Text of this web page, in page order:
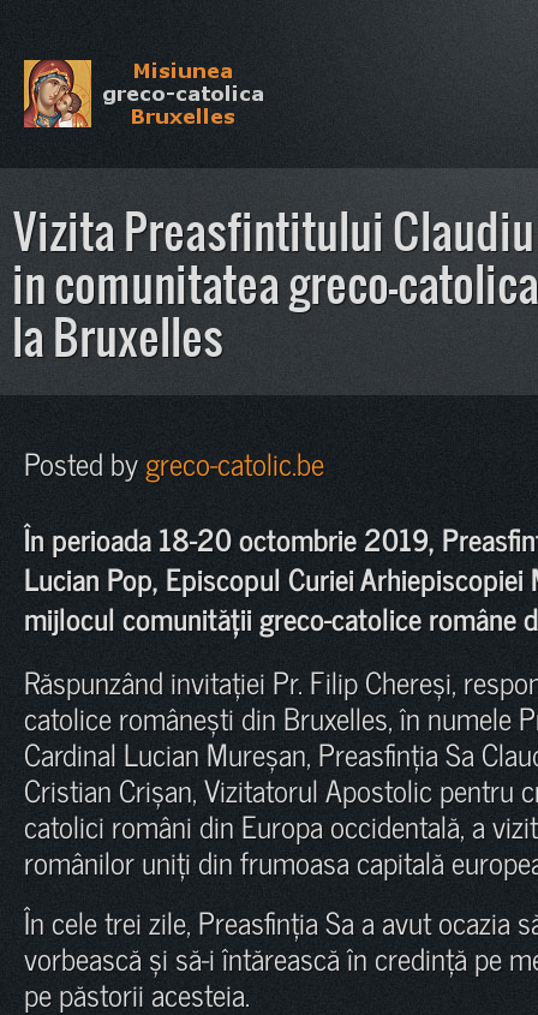
Vizita Preasfintitului
in comunitatea greco-
la Bruxelles
Posted bygreco-catolic.be
În perioada 18-20 octombrie 2019,
Lucian Pop, Episcopul Curiei Arhiepiscopiei
mijlocul comunității greco-catolice române
Răspunzând invitației Pr. Filip Chereși,
catolice românești din Bruxelles, în numele
Cardinal Lucian Mureșan, Preasfinția Sa
Cristian Crișan, Vizitatorul Apostolic pentru
catolici români din Europa occidentală, a
românilor uniți din frumoasa capitală
În cele trei zile, Preasfinția Sa a avut ocazia
vorbească și să-i întărească în credință pe
pe păstorii acesteia.